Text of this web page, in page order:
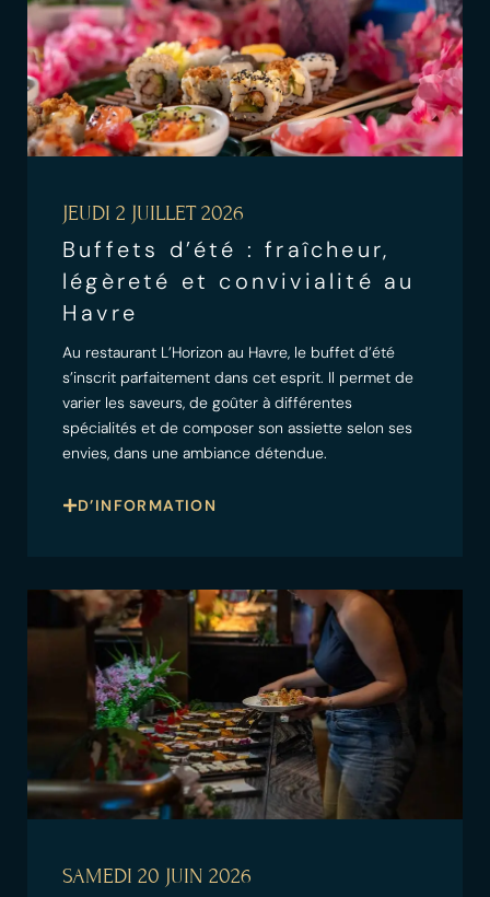
JEUDI 2 JUILLET 2026
Buffets d’été : fraîcheur,
légèreté et convivialité au
Havre
Au restaurant L’Horizon au Havre, le buffet d’été
s’inscrit parfaitement dans cet esprit. Il permet de
varier les saveurs, de goûter à différentes
spécialités et de composer son assiette selon ses
envies, dans une ambiance détendue.
D’INFORMATION
SAMEDI 20 JUIN 2026